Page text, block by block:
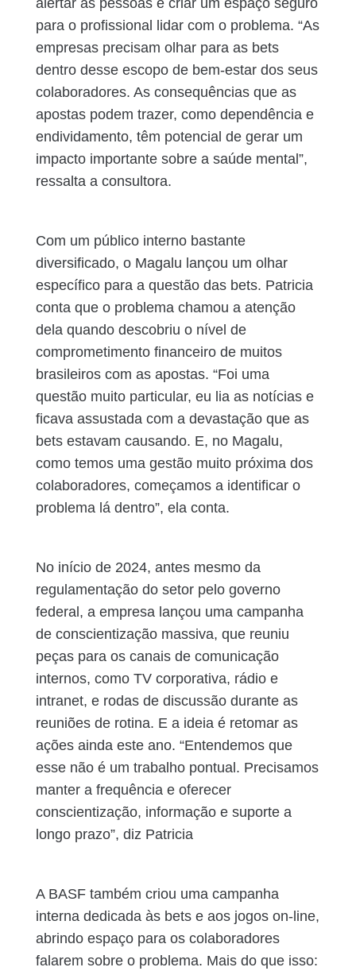
alertar as pessoas e criar um espaço seguro
para o profissional lidar com o problema. “As
empresas precisam olhar para as bets
dentro desse escopo de bem-estar dos seus
colaboradores. As consequências que as
apostas podem trazer, como dependência e
endividamento, têm potencial de gerar um
impacto importante sobre a saúde mental”,
ressalta a consultora.
Com um público interno bastante
diversificado, o Magalu lançou um olhar
específico para a questão das bets. Patricia
conta que o problema chamou a atenção
dela quando descobriu o nível de
comprometimento financeiro de muitos
brasileiros com as apostas. “Foi uma
questão muito particular, eu lia as notícias e
ficava assustada com a devastação que as
bets estavam causando. E, no Magalu,
como temos uma gestão muito próxima dos
colaboradores, começamos a identificar o
problema lá dentro”, ela conta.
No início de 2024, antes mesmo da
regulamentação do setor pelo governo
federal, a empresa lançou uma campanha
de conscientização massiva, que reuniu
peças para os canais de comunicação
internos, como TV corporativa, rádio e
intranet, e rodas de discussão durante as
reuniões de rotina. E a ideia é retomar as
ações ainda este ano. “Entendemos que
esse não é um trabalho pontual. Precisamos
manter a frequência e oferecer
conscientização, informação e suporte a
longo prazo”, diz Patricia
A BASF também criou uma campanha
interna dedicada às bets e aos jogos on-line,
abrindo espaço para os colaboradores
falarem sobre o problema. Mais do que isso: